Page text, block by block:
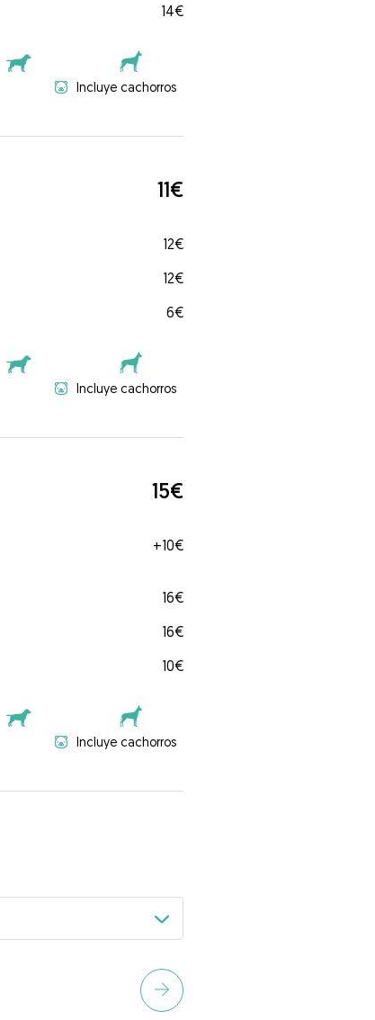
14€
Incluye cachorros
11€
12€
12€
6€
Incluye cachorros
15€
+10€
16€
16€
10€
Incluye cachorros